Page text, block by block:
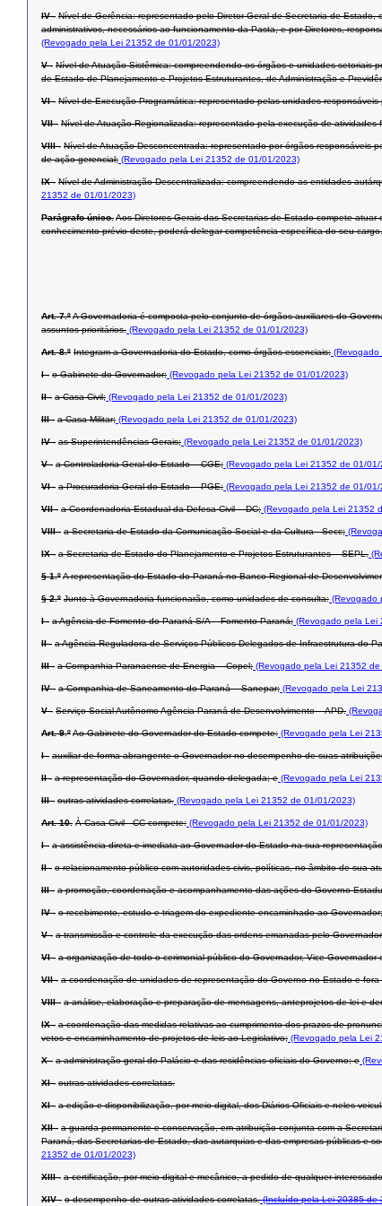
IV - Nível de Gerência: representado pelo Diretor-Geral de Secretaria de
administrativos, necessários ao funcionamento da Pasta, e por Diretores,
(Revogado pela Lei 21352 de 01/01/2023)
V - Nível de Atuação Sistêmica: compreendendo os órgãos e unidades setoriais
de Estado de Planejamento e Projetos Estruturantes, de Administração e
VI - Nível de Execução Programática: representado pelas unidades
VII - Nível de Atuação Regionalizada: representado pela execução de
VIII - Nível de Atuação Desconcentrada: representado por órgãos responsáveis
de ação gerencial; (Revogado pela Lei 21352 de 01/01/2023)
IX - Nível de Administração Descentralizada: compreendendo as entidades
21352 de 01/01/2023)
Parágrafo único.Aos Diretores-Gerais das Secretarias de Estado compete
conhecimento prévio deste, poderá delegar competência específica do seu cargo.
Art. 7.ºA Governadoria é composta pelo conjunto de órgãos auxiliares do
assuntos prioritários. (Revogado pela Lei 21352 de 01/01/2023)
Art. 8.º Integram a Governadoria do Estado, como órgãos essenciais:
I - o Gabinete do Governador; (Revogado pela Lei 21352 de 01/01/2023)
II - a Casa Civil; (Revogado pela Lei 21352 de 01/01/2023)
III - a Casa Militar; (Revogado pela Lei 21352 de 01/01/2023)
IV - as Superintendências-Gerais; (Revogado pela Lei 21352 de 01/01/2023)
V - a Controladoria-Geral do Estado – CGE; (Revogado pela Lei 21352 de 01/01/
VI - a Procuradoria-Geral do Estado – PGE; (Revogado pela Lei 21352 de 01/01/
VII - a Coordenadoria Estadual da Defesa Civil – DC; (Revogado pela Lei 21352
VIII - a Secretaria de Estado da Comunicação Social e da Cultura –Secc;
IX - a Secretaria de Estado do Planejamento e Projetos Estruturantes – SEPL.
§ 1.ºA representação do Estado do Paraná no Banco Regional de
§ 2.º Junto à Governadoria funcionarão, como unidades de consulta: (Revogado
I - a Agência de Fomento do Paraná S/A – Fomento Paraná; (Revogado pela Lei
II - a Agência Reguladora de Serviços Públicos Delegados de Infraestrutura do
III - a Companhia Paranaense de Energia – Copel; (Revogado pela Lei 21352
IV - a Companhia de Saneamento do Paraná – Sanepar; (Revogado pela Lei
V - Serviço Social Autônomo Agência Paraná de Desenvolvimento – APD.
Art. 9.ºAo Gabinete do Governador do Estado compete: (Revogado pela Lei
I - auxiliar de forma abrangente o Governador no desempenho de suas
II - a representação do Governador, quando delegada; e (Revogado pela Lei
III - outras atividades correlatas. (Revogado pela Lei 21352 de 01/01/2023)
Art. 10. À Casa Civil - CC compete: (Revogado pela Lei 21352 de 01/01/2023)
I - a assistência direta e imediata ao Governador do Estado na sua
II - o relacionamento público com autoridades civis, políticas, no âmbito de sua
III - a promoção, coordenação e acompanhamento das ações do Governo
IV - o recebimento, estudo e triagem do expediente encaminhado ao Governador;
V - a transmissão e controle da execução das ordens emanadas pelo
VI - a organização de todo o cerimonial público do Governador, Vice-Governador
VII - a coordenação de unidades de representação do Governo no Estado e fora
VIII - a análise, elaboração e preparação de mensagens, anteprojetos de lei e
IX - a coordenação das medidas relativas ao cumprimento dos prazos de
vetos e encaminhamento de projetos de leis ao Legislativo; (Revogado pela Lei
X - a administração geral do Palácio e das residências oficiais do Governo; e
XI - outras atividades correlatas.
XI - a edição e disponibilização, por meio digital, dos Diários Oficiais e neles
XII - a guarda permanente e conservação, em atribuição conjunta com a
Paraná, das Secretarias de Estado, das autarquias e das empresas públicas e
21352 de 01/01/2023)
XIII - a certificação, por meio digital e mecânico, a pedido de qualquer
XIV - o desempenho de outras atividades correlatas.(Incluído pela Lei 20385 de